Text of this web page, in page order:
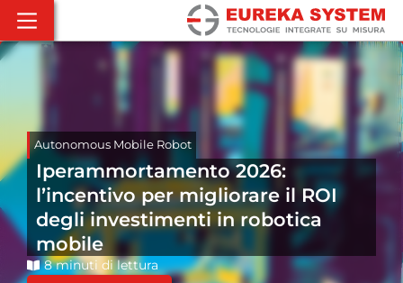
Autonomous Mobile Robot
Iperammortamento 2026:
l’incentivo per migliorare il ROI
degli investimenti in robotica
mobile
8 minuti di lettura